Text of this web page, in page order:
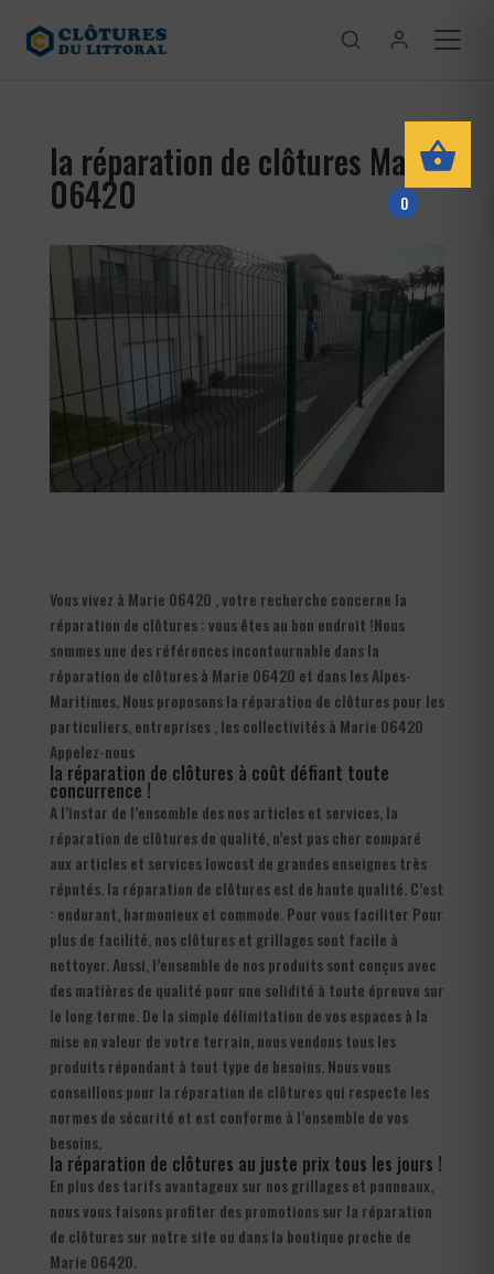
la réparation de clôtures Marie
06420
Vous vivez à Marie 06420 , votre recherche concerne la
réparation de clôtures : vous êtes au bon endroit !Nous
sommes une des références incontournable dans la
réparation de clôtures à Marie 06420 et dans les Alpes-
Maritimes. Nous proposons la réparation de clôtures pour les
particuliers, entreprises , les collectivités à Marie 06420
Appelez-nous
la réparation de clôtures à coût défiant toute
concurrence !
A l’instar de l’ensemble des nos articles et services, la
réparation de clôtures de qualité, n’est pas cher comparé
aux articles et services lowcost de grandes enseignes très
réputés. la réparation de clôtures est de haute qualité. C’est
: endurant, harmonieux et commode. Pour vous faciliter Pour
plus de facilité, nos clôtures et grillages sont facile à
nettoyer. Aussi, l’ensemble de nos produits sont conçus avec
des matières de qualité pour une solidité à toute épreuve sur
le long terme. De la simple délimitation de vos espaces à la
mise en valeur de votre terrain, nous vendons tous les
produits répondant à tout type de besoins. Nous vous
conseillons pour la réparation de clôtures qui respecte les
normes de sécurité et est conforme à l’ensemble de vos
besoins.
la réparation de clôtures au juste prix tous les jours !
En plus des tarifs avantageux sur nos grillages et panneaux,
nous vous faisons profiter des promotions sur la réparation
de clôtures sur notre site ou dans la boutique proche de
Marie 06420.
0